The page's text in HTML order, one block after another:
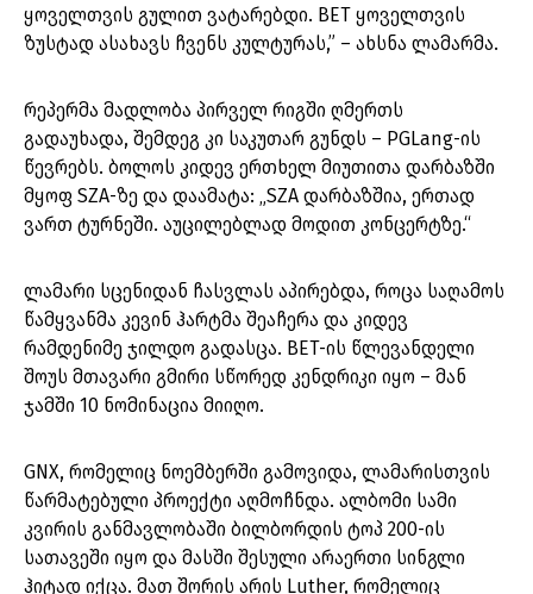
ყოველთვის გულით ვატარებდი. BET ყოველთვის
ზუსტად ასახავს ჩვენს კულტურას,” – ახსნა ლამარმა.
რეპერმა მადლობა პირველ რიგში ღმერთს
გადაუხადა, შემდეგ კი საკუთარ გუნდს – PGLang-ის
წევრებს. ბოლოს კიდევ ერთხელ მიუთითა დარბაზში
მყოფ SZA-ზე და დაამატა: „SZA დარბაზშია, ერთად
ვართ ტურნეში. აუცილებლად მოდით კონცერტზე.“
ლამარი სცენიდან ჩასვლას აპირებდა, როცა საღამოს
წამყვანმა კევინ ჰარტმა შეაჩერა და კიდევ
რამდენიმე ჯილდო გადასცა. BET-ის წლევანდელი
შოუს მთავარი გმირი სწორედ კენდრიკი იყო – მან
ჯამში 10 ნომინაცია მიიღო.
GNX, რომელიც ნოემბერში გამოვიდა, ლამარისთვის
წარმატებული პროექტი აღმოჩნდა. ალბომი სამი
კვირის განმავლობაში ბილბორდის ტოპ 200-ის
სათავეში იყო და მასში შესული არაერთი სინგლი
ჰიტად იქცა. მათ შორის არის Luther, რომელიც